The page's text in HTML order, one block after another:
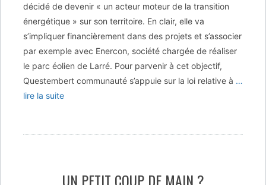
décidé de devenir « un acteur moteur de la transition
énergétique » sur son territoire. En clair, elle va
s’impliquer financièrement dans des projets et s’associer
par exemple avec Enercon, société chargée de réaliser
le parc éolien de Larré. Pour parvenir à cet objectif,
Questembert communauté s’appuie sur la loi relative à …
lire la suite
UN PETIT COUP DE MAIN ?